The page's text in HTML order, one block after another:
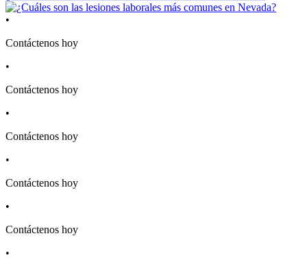
•
Contáctenos hoy
•
Contáctenos hoy
•
Contáctenos hoy
•
Contáctenos hoy
•
Contáctenos hoy
•